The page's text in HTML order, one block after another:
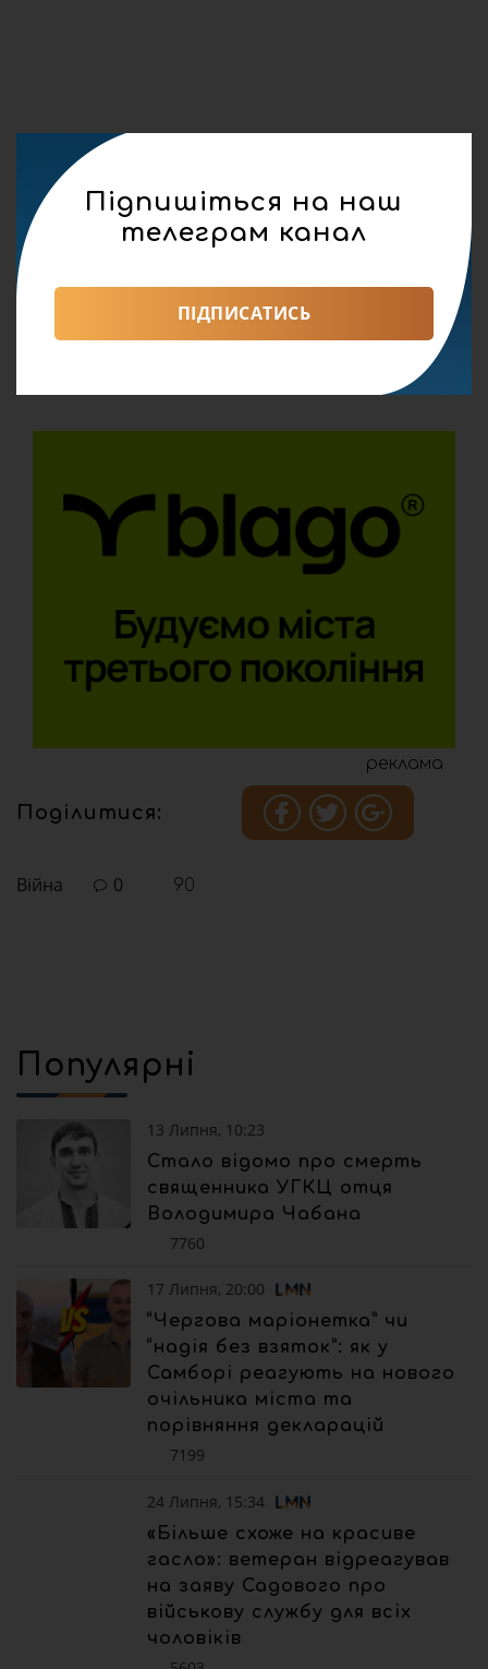
реклама
Поділитися:
Війна 0 90
Популярні
13 Липня, 10:23
Стало відомо про смерть
священника УГКЦ отця
Володимира Чабана
7760
17 Липня, 20:00
“Чергова маріонетка” чи
“надія без взяток”: як у
Самборі реагують на нового
очільника міста та
порівняння декларацій
7199
24 Липня, 15:34
«Більше схоже на красиве
гасло»: ветеран відреагував
на заяву Садового про
військову службу для всіх
чоловіків
Підпишіться на наш
телеграм канал
ПІДПИСАТИСЬ